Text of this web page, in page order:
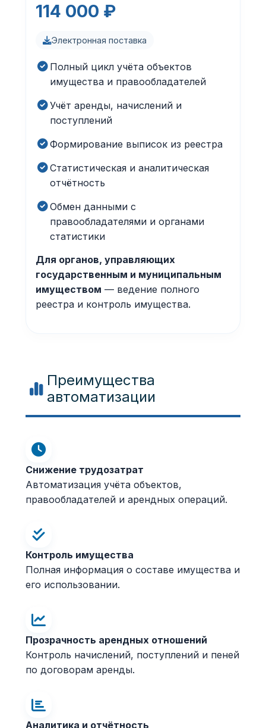
114 000 ₽
Электронная поставка
Полный цикл учёта объектов
имущества и правообладателей
Учёт аренды, начислений и
поступлений
Формирование выписок из реестра
Статистическая и аналитическая
отчётность
Обмен данными с
правообладателями и органами
статистики
Для органов, управляющих
государственным и муниципальным
имуществом — ведение полного
реестра и контроль имущества.
Преимущества
автоматизации
Снижение трудозатрат
Автоматизация учёта объектов,
правообладателей и арендных операций.
Контроль имущества
Полная информация о составе имущества и
его использовании.
Прозрачность арендных отношений
Контроль начислений, поступлений и пеней
по договорам аренды.
Аналитика и отчётность